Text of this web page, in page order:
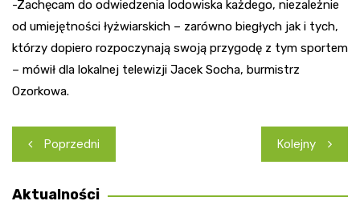
-Zachęcam do odwiedzenia lodowiska każdego, niezależnie
od umiejętności łyżwiarskich – zarówno biegłych jak i tych,
którzy dopiero rozpoczynają swoją przygodę z tym sportem
– mówił dla lokalnej telewizji Jacek Socha, burmistrz
Ozorkowa.
Nawigacja
wpisu
Poprzedni Kolejny
Aktualności